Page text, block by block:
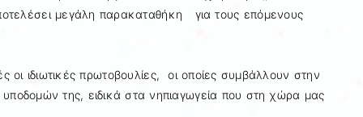
μεγάλη παρακαταθήκη για τους επόμενους
ιδιωτικές πρωτοβουλίες, οι οποίες συμβάλλουν στην
της, ειδικά στα νηπιαγωγεία που στη χώρα μας